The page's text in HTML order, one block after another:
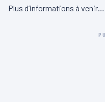
Plus d’informations à venir…